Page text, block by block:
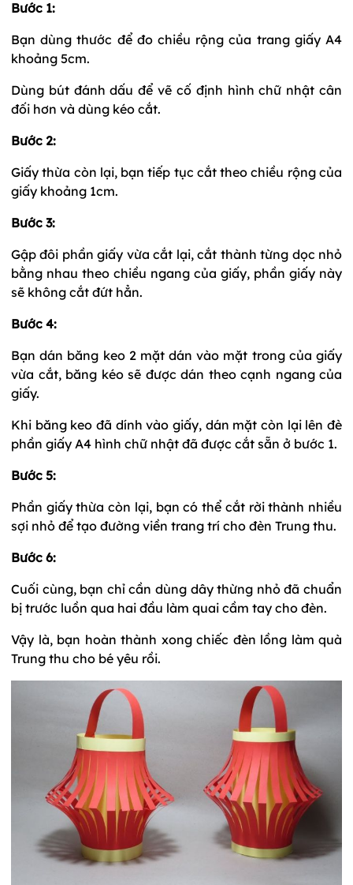
Bước 1:
Bạn dùng thước để đo chiều rộng của trang giấy A4
khoảng 5cm.
Dùng bút đánh dấu để vẽ cố định hình chữ nhật cân
đối hơn và dùng kéo cắt.
Bước 2:
Giấy thừa còn lại, bạn tiếp tục cắt theo chiều rộng của
giấy khoảng 1cm.
Bước 3:
Gập đôi phần giấy vừa cắt lại, cắt thành từng dọc nhỏ
bằng nhau theo chiều ngang của giấy, phần giấy này
sẽ không cắt đứt hẳn.
Bước 4:
Bạn dán băng keo 2 mặt dán vào mặt trong của giấy
vừa cắt, băng kéo sẽ được dán theo cạnh ngang của
giấy.
Khi băng keo đã dính vào giấy, dán mặt còn lại lên đè
phần giấy A4 hình chữ nhật đã được cắt sẵn ở bước 1.
Bước 5:
Phần giấy thừa còn lại, bạn có thể cắt rời thành nhiều
sợi nhỏ để tạo đường viền trang trí cho đèn Trung thu.
Bước 6:
Cuối cùng, bạn chỉ cần dùng dây thừng nhỏ đã chuẩn
bị trước luồn qua hai đầu làm quai cầm tay cho đèn.
Vậy là, bạn hoàn thành xong chiếc đèn lồng làm quà
Trung thu cho bé yêu rồi.